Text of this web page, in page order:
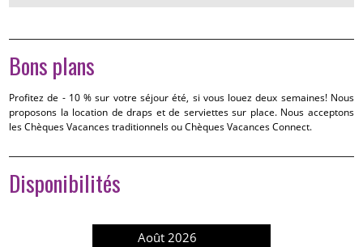
Bons plans
Profitez de - 10 % sur votre séjour été, si vous louez deux semaines! Nous
proposons la location de draps et de serviettes sur place. Nous acceptons
les Chèques Vacances traditionnels ou Chèques Vacances Connect.
Disponibilités
Août 2026